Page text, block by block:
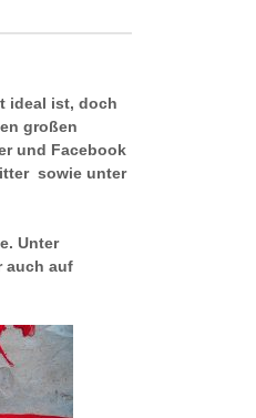
ideal ist, doch
großen
und Facebook
sowie unter
Unter
auf